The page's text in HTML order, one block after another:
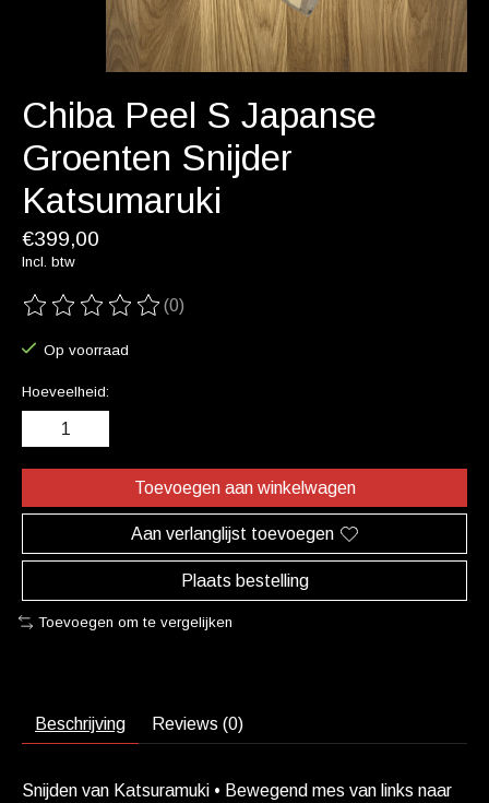
Chiba Peel S Japanse
Groenten Snijder
Katsumaruki
€399,00
Incl. btw
De beoordeling van dit product is
(0)
Op voorraad
Hoeveelheid:
Toevoegen aan winkelwagen
Aan verlanglijst toevoegen
Plaats bestelling
Toevoegen om te vergelijken
Beschrijving Reviews (0)
Snijden van Katsuramuki • Bewegend mes van links naar